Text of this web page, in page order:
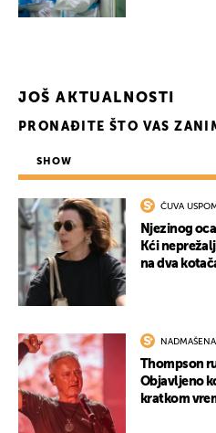
JOŠ AKTUALNOSTI
PRONAĐITE ŠTO VAS
SHOW
ČUVA
Njezinog
Kći
na dva
Thompson
Objavljeno
kratkom